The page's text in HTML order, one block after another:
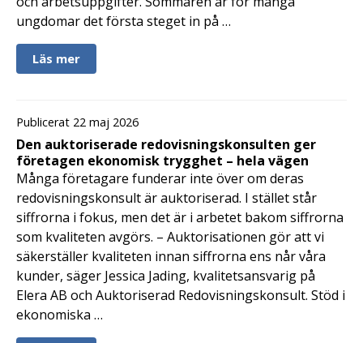
ungdomar det första steget in på …
Läs mer
Publicerat 22 maj 2026
Den auktoriserade redovisningskonsulten ger
företagen ekonomisk trygghet – hela vägen
Många företagare funderar inte över om deras
redovisningskonsult är auktoriserad. I stället står
siffrorna i fokus, men det är i arbetet bakom siffrorna
som kvaliteten avgörs. – Auktorisationen gör att vi
säkerställer kvaliteten innan siffrorna ens når våra
kunder, säger Jessica Jading, kvalitetsansvarig på
Elera AB och Auktoriserad Redovisningskonsult. Stöd i
ekonomiska …